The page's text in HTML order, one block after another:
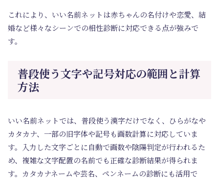
これにより、いい名前ネットは赤ちゃんの名付けや恋愛、結
婚など様々なシーンでの相性診断に対応できる点が強みで
す。
普段使う文字や記号対応の範囲と計算
方法
いい名前ネットでは、普段使う漢字だけでなく、ひらがなや
カタカナ、一部の旧字体や記号も画数計算に対応していま
す。入力した文字ごとに自動で画数や陰陽判定が行われるた
め、複雑な文字配置の名前でも正確な診断結果が得られま
す。カタカナネームや芸名、ペンネームの診断にも活用で